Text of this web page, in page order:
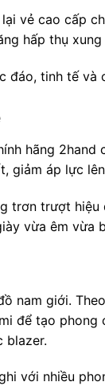
vẻ cao cấp
hấp thụ
tinh tế
hãng
giảm áp lực
trơn trượt
vừa êm vừa
nam giới.
để tạo
blazer.
với nhiều